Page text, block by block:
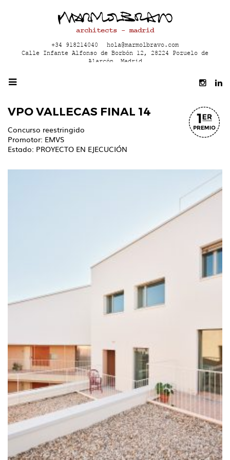
architects - madrid
+34 918214040
hola@marmolbravo.com
Calle Infante Alfonso de Borbón 12, 28224 Pozuelo de
Alarcón, Madrid
VPO VALLECAS FINAL 14
Concurso reestringido
Promotor: EMVS
Estado: PROYECTO EN EJECUCIÓN